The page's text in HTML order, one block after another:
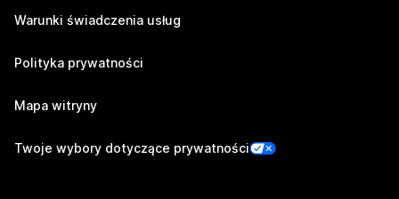
Warunki świadczenia usług
Polityka prywatności
Mapa witryny
Twoje wybory dotyczące prywatności